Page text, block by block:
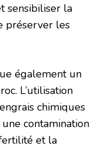
sensibiliser la
préserver les
également un
L’utilisation
chimiques
contamination
et la